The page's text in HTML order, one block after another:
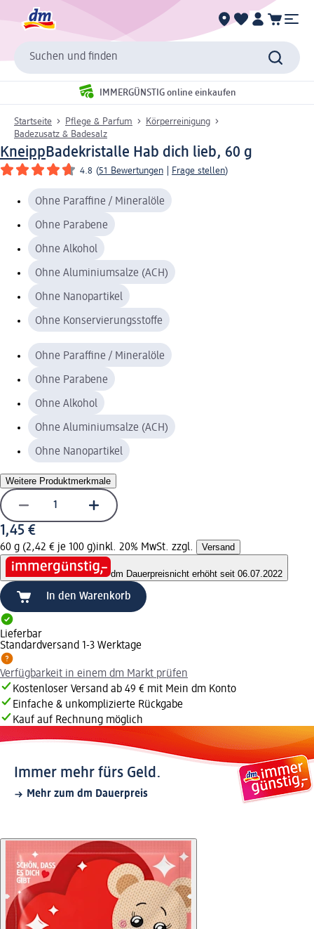
Suchen und finden
IMMERGÜNSTIG online einkaufen
Startseite Pflege & Parfum
Körperreinigung
Badezusatz & Badesalz
KneippBadekristalle Hab dich lieb, 60 g
4.8 (51 Bewertungen Frage stellen)
Ohne Paraffine / Mineralöle
Ohne Parabene
Ohne Alkohol
Ohne Aluminiumsalze (ACH)
Ohne Nanopartikel
Ohne Konservierungsstoffe
Ohne Paraffine / Mineralöle
Ohne Parabene
Ohne Alkohol
Ohne Aluminiumsalze (ACH)
Ohne Nanopartikel
Weitere Produktmerkmale
1,45 €
60 g (2,42 € je 100 g)inkl. 20% MwSt. zzgl. Versand
dm Dauerpreisnicht erhöht seit 06.07.2022
In den Warenkorb
Lieferbar
Standardversand 1-3 Werktage
Verfügbarkeit in einem dm Markt prüfen
Kostenloser Versand ab 49 € mit Mein dm Konto
Einfache & unkomplizierte Rückgabe
Kauf auf Rechnung möglich
Immer mehr fürs Geld.
Mehr zum dm Dauerpreis